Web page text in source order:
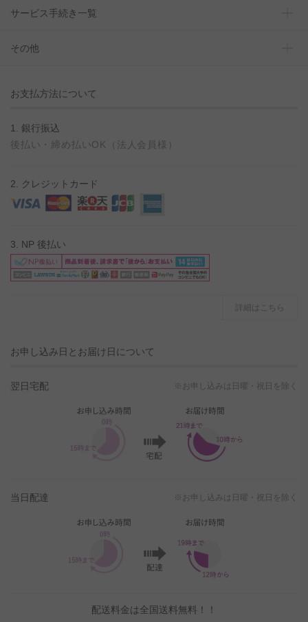
サービス手続き一覧
その他
お支払方法について
1. 銀行振込
後払い・締め払いOK（法人会員様）
2. クレジットカード
3. NP 後払い
詳細はこちら
お申し込み日とお届け日について
翌日宅配 ※お申し込みは日曜・祝日を除く
当日配達 ※お申し込みは日曜・祝日を除く
配送料金は全国送料無料！！